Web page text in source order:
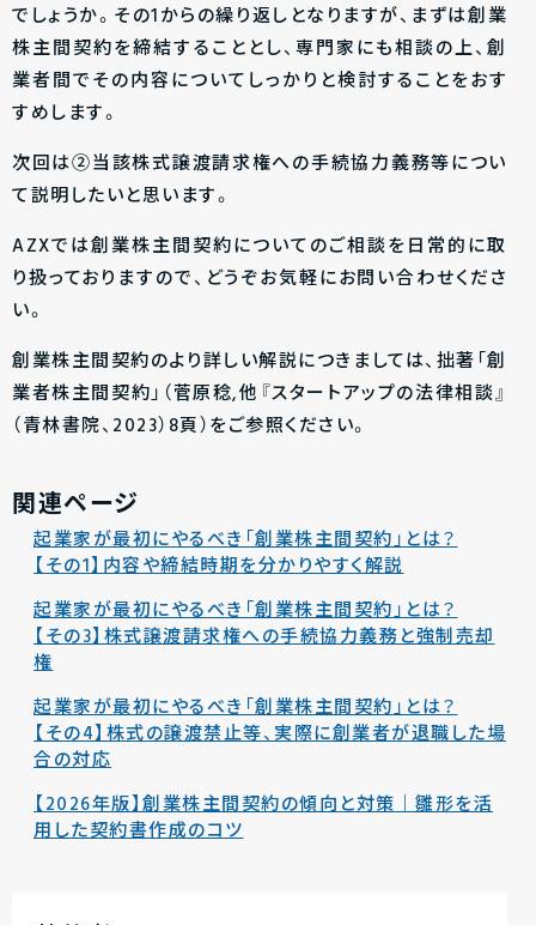
でしょうか。その1からの繰り返しとなりますが、まずは創業
株主間契約を締結することとし、専門家にも相談の上、創
業者間でその内容についてしっかりと検討することをおす
すめします。
次回は②当該株式譲渡請求権への手続協力義務等につい
て説明したいと思います。
AZXでは創業株主間契約についてのご相談を日常的に取
り扱っておりますので、どうぞお気軽にお問い合わせくださ
い。
創業株主間契約のより詳しい解説につきましては、拙著「創
業者株主間契約」（菅原稔,他『スタートアップの法律相談』
（青林書院、2023）8頁）をご参照ください。
関連ページ
起業家が最初にやるべき「創業株主間契約」とは？
【その1】内容や締結時期を分かりやすく解説
起業家が最初にやるべき「創業株主間契約」とは？
【その3】株式譲渡請求権への手続協力義務と強制売却
権
起業家が最初にやるべき「創業株主間契約」とは？
【その4】株式の譲渡禁止等、実際に創業者が退職した場
合の対応
【2026年版】創業株主間契約の傾向と対策｜雛形を活
用した契約書作成のコツ